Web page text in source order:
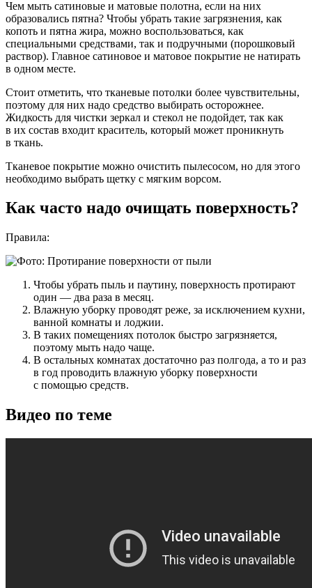
Чем мыть сатиновые и матовые полотна, если на них
образовались пятна? Чтобы убрать такие загрязнения, как
копоть и пятна жира, можно воспользоваться, как
специальными средствами, так и подручными (порошковый
раствор). Главное сатиновое и матовое покрытие не натирать
в одном месте.
Стоит отметить, что тканевые потолки более чувствительны,
поэтому для них надо средство выбирать осторожнее.
Жидкость для чистки зеркал и стекол не подойдет, так как
в их состав входит краситель, который может проникнуть
в ткань.
Тканевое покрытие можно очистить пылесосом, но для этого
необходимо выбрать щетку с мягким ворсом.
Как часто надо очищать поверхность?
Правила:
Чтобы убрать пыль и паутину, поверхность протирают
один — два раза в месяц.
Влажную уборку проводят реже, за исключением кухни,
ванной комнаты и лоджии.
В таких помещениях потолок быстро загрязняется,
поэтому мыть надо чаще.
В остальных комнатах достаточно раз полгода, а то и раз
в год проводить влажную уборку поверхности
с помощью средств.
Видео по теме